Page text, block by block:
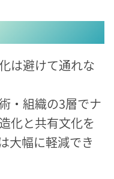
は避けて通れな
・組織の3層でナ
化と共有文化を
大幅に軽減でき